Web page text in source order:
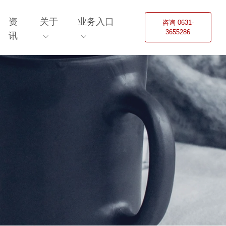
资
讯
关于 业务入口
咨询 0631-
3655286